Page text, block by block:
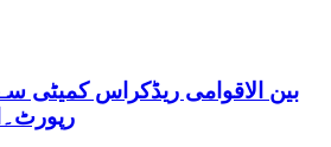
بین الاقوامی ریڈکراس کمیٹی